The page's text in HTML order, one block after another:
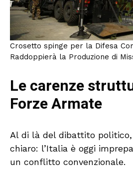
Crosetto spinge per la Difesa
Raddoppierà la Produzione di
Le carenze
Forze Armate
Al di là del dibattito
chiaro: l’Italia è oggi
un conflitto convenzionale.